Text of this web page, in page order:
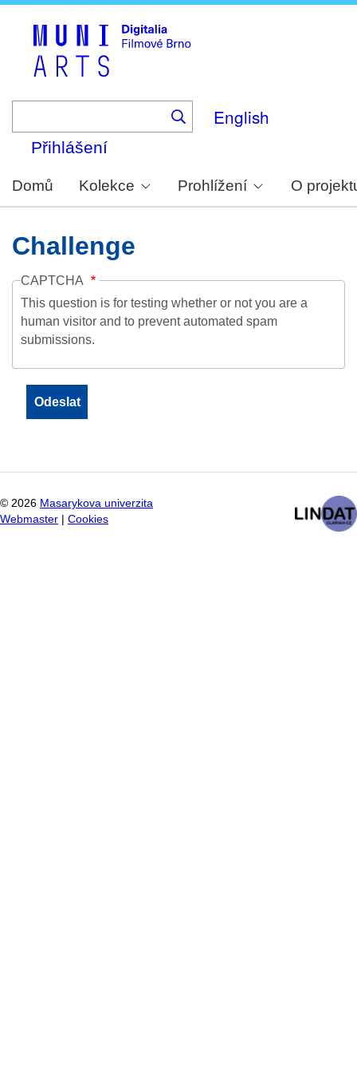
English
Přihlášení
Domů Kolekce Prohlížení O
Challenge
CAPTCHA
This question is for testing whether or not you are a
human visitor and to prevent automated spam
submissions.
© 2026 Masarykova univerzita
Webmaster
Cookies